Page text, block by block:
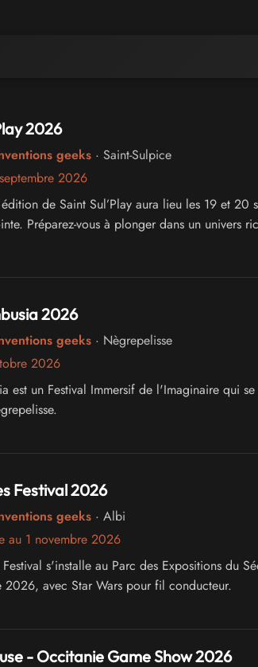
2026
geeks· Saint-Sulpice
2026
de Saint Sul’Play aura lieu les 19 et 20
Préparez-vous à plonger dans un univers
2026
geeks· Nègrepelisse
2026
est un Festival Immersif de l'Imaginaire qui
Festival 2026
geeks· Albi
au 1 novembre 2026
s'installe au Parc des Expositions du
2026, avec Star Wars pour fil conducteur.
- Occitanie Game Show 2026